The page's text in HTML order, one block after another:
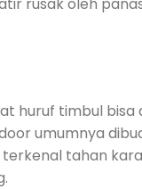
huruf timbul
umumnya
terkenal tahan